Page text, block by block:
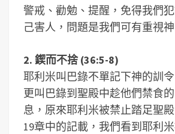
警戒、勸勉、提醒，免得我們
己害人，問題是我們可有重視
2. 鍥而不捨 (36:5-8)
耶利米叫巴錄不單記下神的訓
更叫巴錄到聖殿中趁他們禁食
息，原來耶利米被禁止踏足聖
19章中的記載，我們看到耶利